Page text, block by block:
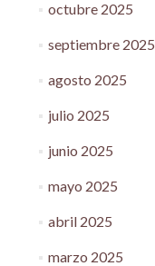
octubre 2025
septiembre 2025
agosto 2025
julio 2025
junio 2025
mayo 2025
abril 2025
marzo 2025